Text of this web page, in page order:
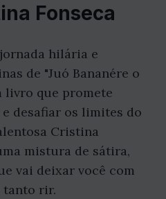
Fonseca
hilária e
de "Juó Bananére o
livro que promete
desafiar os limites do
Cristina
mistura de sátira,
vai deixar você com
tanto rir.